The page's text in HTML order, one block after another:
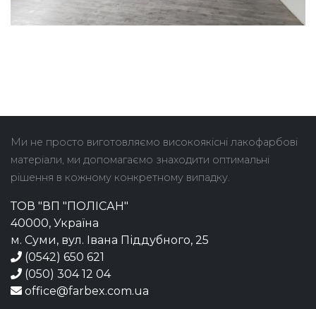
Ми не просто виготовляємо високоякісні лакофарбові
матеріали, ми допомагаємо знаходити оптимальні
рішення в кожному конкретному випадку.
ТОВ "ВП "ПОЛІСАН"
40000, Україна
м. Суми, вул. Івана Піддубного, 25
(0542) 650 621
(050) 304 12 04
office@farbex.com.ua